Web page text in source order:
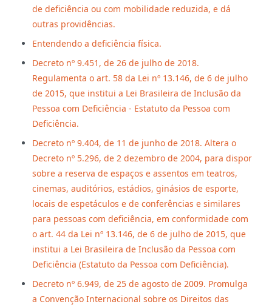
de deficiência ou com mobilidade reduzida, e dá
outras providências.
Entendendo a deficiência física.
Decreto nº 9.451, de 26 de julho de 2018.
Regulamenta o art. 58 da Lei nº 13.146, de 6 de julho
de 2015, que institui a Lei Brasileira de Inclusão da
Pessoa com Deficiência - Estatuto da Pessoa com
Deficiência.
Decreto nº 9.404, de 11 de junho de 2018. Altera o
Decreto nº 5.296, de 2 dezembro de 2004, para dispor
sobre a reserva de espaços e assentos em teatros,
cinemas, auditórios, estádios, ginásios de esporte,
locais de espetáculos e de conferências e similares
para pessoas com deficiência, em conformidade com
o art. 44 da Lei nº 13.146, de 6 de julho de 2015, que
institui a Lei Brasileira de Inclusão da Pessoa com
Deficiência (Estatuto da Pessoa com Deficiência).
Decreto nº 6.949, de 25 de agosto de 2009. Promulga
a Convenção Internacional sobre os Direitos das